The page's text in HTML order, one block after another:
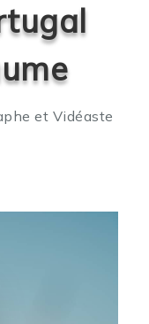
et Vidéaste